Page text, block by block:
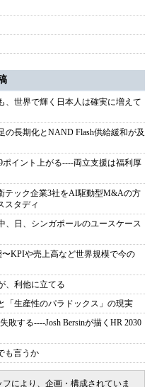
世界で輝く日本人は確実に増えて
長期化とNAND Flash供給緩和が及
ポイント上がる----両立支援は福利厚
テック企業3社をAI駆動型M&Aの方
スタディ
、日、シンガポールのユースケース
KPIや売上高など世界規模で今の
、利他に立てる
「生産性のパラドックス」の現実
敗する----Josh Bersinが描くHR 2030
も言うか
により、企画・構成されていま